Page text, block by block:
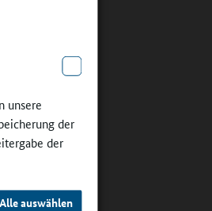
unsere
der
der
Alle auswählen